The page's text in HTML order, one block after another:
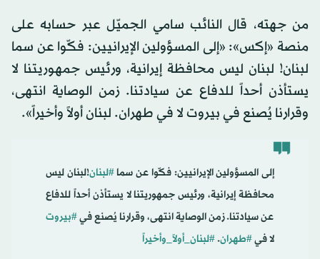
من جهته، قال النائب سامي الجميّل عبر حسابه على
منصة «إكس»: «إلى المسؤولين الإيرانيين: فكّوا عن سما
لبنان! لبنان ليس محافظة إيرانية، ورئيس جمهوريتنا لا
يستأذن أحداً للدفاع عن سيادتنا. زمن الوصاية انتهى،
وقرارنا يُصنع في بيروت لا في طهران. لبنان أولاً وأخيراً».
إلى المسؤولين الإيرانيين: فكّوا عن سما#لبنان!لبنان ليس
محافظة إيرانية، ورئيس جمهوريتنا لا يستأذن أحداً للدفاع
عن سيادتنا. زمن الوصاية انتهى، وقرارنا يُصنع في#بيروت
لا في#طهران.#لبنان_أولاً_وأخيراً